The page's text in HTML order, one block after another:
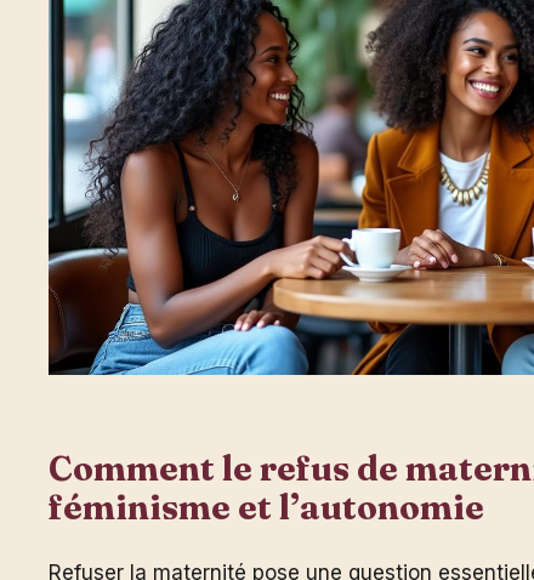
Comment le refus de
féminisme et l’autonomie
Refuser la maternité pose une question